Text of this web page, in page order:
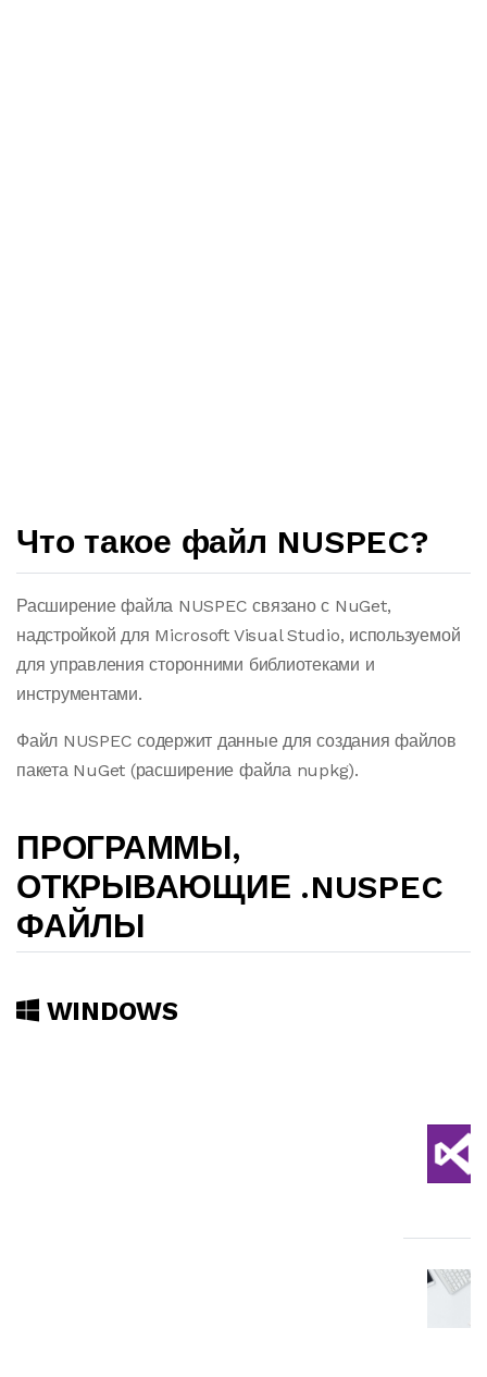
Что такое файл NUSPEC?
Расширение файла NUSPEC связано с NuGet,
надстройкой для Microsoft Visual Studio, используемой
для управления сторонними библиотеками и
инструментами.
Файл NUSPEC содержит данные для создания файлов
пакета NuGet (расширение файла nupkg).
ПРОГРАММЫ,
ОТКРЫВАЮЩИЕ .NUSPEC
ФАЙЛЫ
WINDOWS